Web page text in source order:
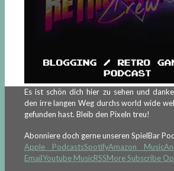
Es ist schön dich hier zu sehen und
den irre langen Weg durchs world wide
gefunden hast. Bleib den Pixeln treu!
Abonniere doch gerne unseren SpielBar
Apple PodcastsSpotifyAmazon Music
EmailYoutube MusicRSSMore Subscribe